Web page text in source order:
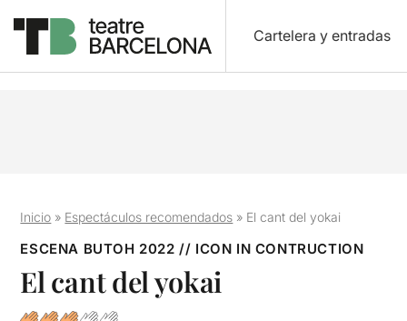
Cartelera y entradas
Inicio » Espectáculos recomendados » El cant del yokai
ESCENA BUTOH 2022 // ICON IN CONTRUCTION
El cant del yokai